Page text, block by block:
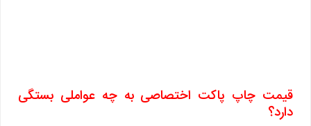
قیمت چاپ پاکت اختصاصی به چه عواملی بستگی
دارد؟